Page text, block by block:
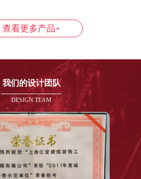
查看更多产品+
我们的设计团队
DESIGN TEAM